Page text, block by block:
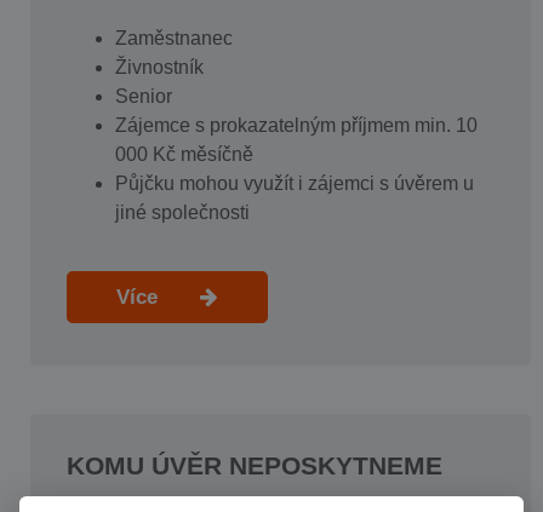
Zaměstnanec
Živnostník
Senior
Zájemce s prokazatelným příjmem min. 10
000 Kč měsíčně
Půjčku mohou využít i zájemci s úvěrem u
jiné společnosti
Více
KOMU ÚVĚR NEPOSKYTNEME